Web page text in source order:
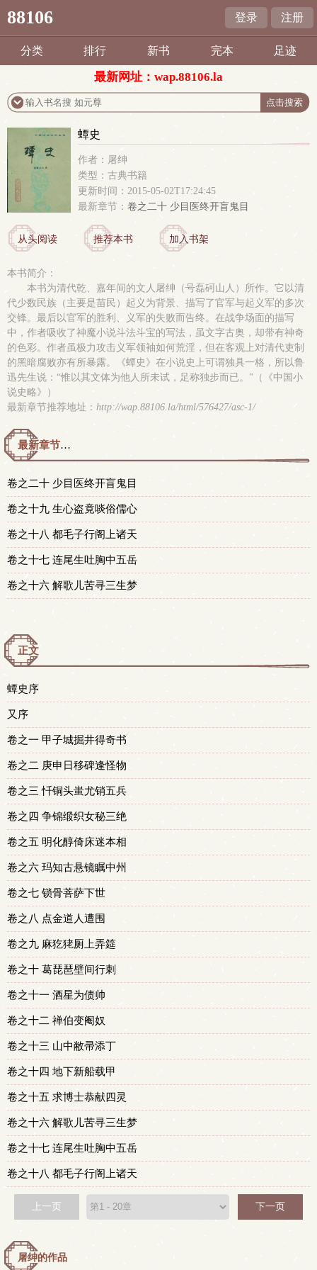
88106 登录 注册
分类 排行 新书 完本 足迹
最新网址：wap.88106.la
蟫史
作者：屠绅
类型：古典书籍
更新时间：2015-05-02T17:24:45
最新章节： 卷之二十 少目医终开盲鬼目
从头阅读 推荐本书 加入书架
本书简介：
本书为清代乾、嘉年间的文人屠绅（号磊砢山人）所作。它以清
代少数民族（主要是苗民）起义为背景、描写了官军与起义军的多次
交锋。最后以官军的胜利、义军的失败而告终。在战争场面的描写
中，作者吸收了神魔小说斗法斗宝的写法，虽文字古奥，却带有神奇
的色彩。作者虽极力攻击义军领袖如何荒淫，但在客观上对清代吏制
的黑暗腐败亦有所暴露。《蟫史》在小说史上可谓独具一格，所以鲁
迅先生说：“惟以其文体为他人所未试，足称独步而已。”（《中国小
说史略》）
最新章节推荐地址： http://wap.88106.la/html/576427/asc-1/
最新章节预览 更新时间：2015-05-02T17:24:45
卷之二十 少目医终开盲鬼目
卷之十九 生心盗竟啖俗儒心
卷之十八 都毛子行阁上诸天
卷之十七 连尾生吐胸中五岳
卷之十六 解歌儿苦寻三生梦
正文
蟫史序
又序
卷之一 甲子城掘井得奇书
卷之二 庚申日移碑逢怪物
卷之三 忏铜头蚩尤销五兵
卷之四 争锦缎织女秘三绝
卷之五 明化醇倚床迷本相
卷之六 玛知古悬镜瞩中州
卷之七 锁骨菩萨下世
卷之八 点金道人遭围
卷之九 麻犵狫厕上弄筵
卷之十 葛琵琶壁间行刺
卷之十一 酒星为债帅
卷之十二 禅伯变阉奴
卷之十三 山中敝帚添丁
卷之十四 地下新船载甲
卷之十五 求博士恭献四灵
卷之十六 解歌儿苦寻三生梦
卷之十七 连尾生吐胸中五岳
卷之十八 都毛子行阁上诸天
上一页 下一页
屠绅的作品